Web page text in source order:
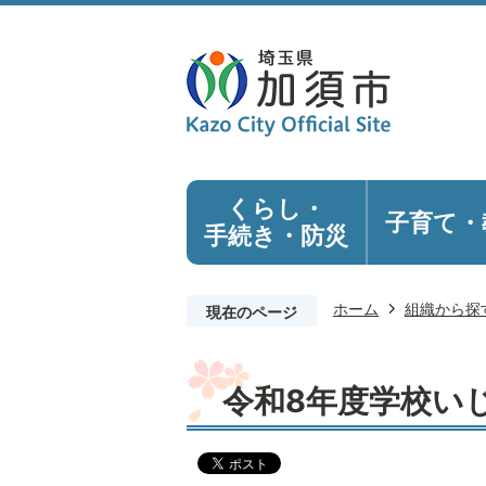
くらし・
手続き ・防災 子育て
現在のページ ホーム 組織から探
令和8年度学校い